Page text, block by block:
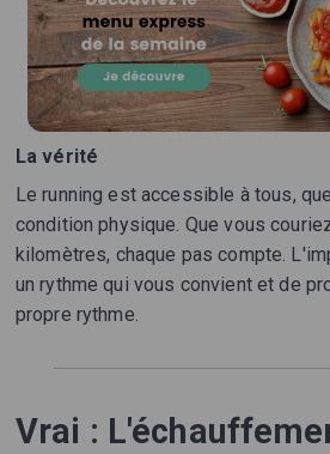
La vérité
Le running est accessible à tous,
condition physique. Que vous
kilomètres, chaque pas compte.
un rythme qui vous convient et de
propre rythme.
Vrai :